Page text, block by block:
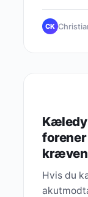
CK
forener
Hvis du